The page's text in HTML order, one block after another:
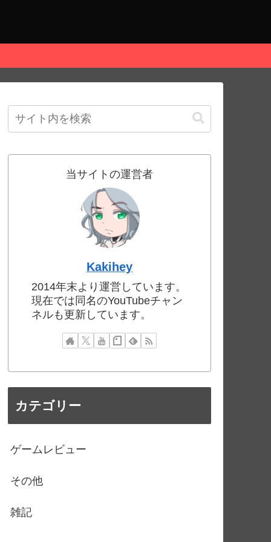
当サイトの運営者
Kakihey
2014年末より運営しています。
現在では同名のYouTubeチャン
ネルも更新しています。
カテゴリー
ゲームレビュー
その他
雑記